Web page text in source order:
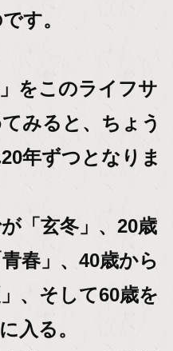
す。
をこのライフサ
みると、ちょう
年ずつとなりま
「玄冬」、20歳
春」、40歳から
、そして60歳を
入る。